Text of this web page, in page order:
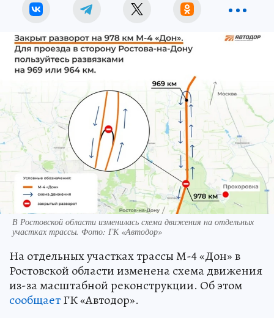
В Ростовской области изменилась схема движения на отдельных
участках трассы. Фото: ГК «Автодор»
На отдельных участках трассы М-4 «Дон» в
Ростовской области изменена схема движения
из-за масштабной реконструкции. Об этом
сообщаетГК «Автодор».